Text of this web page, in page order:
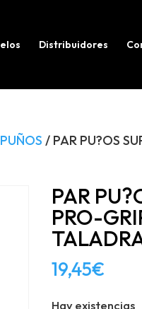
Distribuidores
productos
PUÑOS / PAR PU?OS
PAR
PRO-
19,45€
Hay existencias